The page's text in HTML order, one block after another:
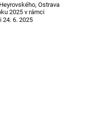
Ostrava
2025 v rámci
24. 6. 2025